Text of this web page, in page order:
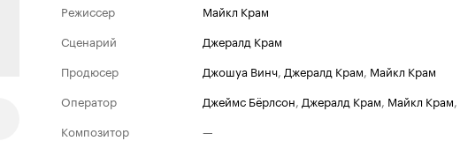
Режиссер
Майкл Крам
Сценарий
Джералд Крам
Продюсер
Джошуа Винч, Джералд Крам, Майкл Крам
Оператор
Джеймс Бёрлсон, Джералд Крам, Майкл Крам,
Композитор
—